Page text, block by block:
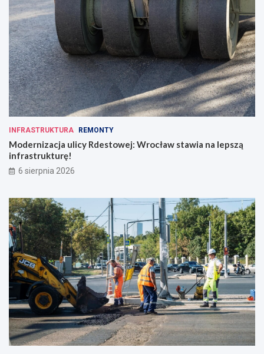
INFRASTRUKTURA REMONTY
Modernizacja ulicy Rdestowej: Wrocław stawia na lepszą
infrastrukturę!
6 sierpnia 2026